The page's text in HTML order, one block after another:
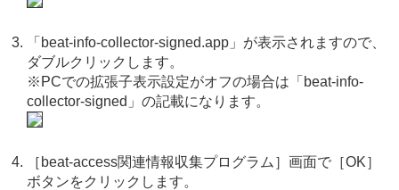
「beat-info-collector-signed.app」が表示されますので、
ダブルクリックします。
※PCでの拡張子表示設定がオフの場合は「beat-info-
collector-signed」の記載になります。
［beat-access関連情報収集プログラム］画面で［OK］
ボタンをクリックします。